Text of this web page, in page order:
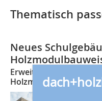
Thematisch
Neues
Erweiterungsbau für
Holzmodulen